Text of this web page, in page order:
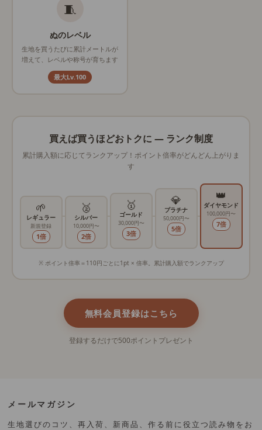
🧵
ぬのレベル
生地を買うたびに累計メートルが
増えて、レベルや称号が育ちます
最大Lv.100
買えば買うほどおトクに ― ランク制度
累計購入額に応じてランクアップ！ポイント倍率がどんどん上がりま
す
🌱
レギュラー
新規登録
1倍
🥈
シルバー
10,000円〜
2倍
🥇
ゴールド
30,000円〜
3倍
💎
プラチナ
50,000円〜
5倍
👑
ダイヤモンド
100,000円〜
7倍
※ ポイント倍率＝110円ごとに1pt × 倍率。累計購入額でランクアップ
無料会員登録はこちら
登録するだけで500ポイントプレゼント
メールマガジン
生地選びのコツ、再入荷、新商品、作る前に役立つ読み物をお